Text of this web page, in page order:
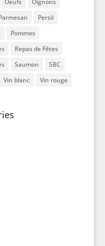
Oeufs
Oignons
Persil
Pommes
Repas de Fêtes
Saumon
SBC
Vin blanc Vin rouge